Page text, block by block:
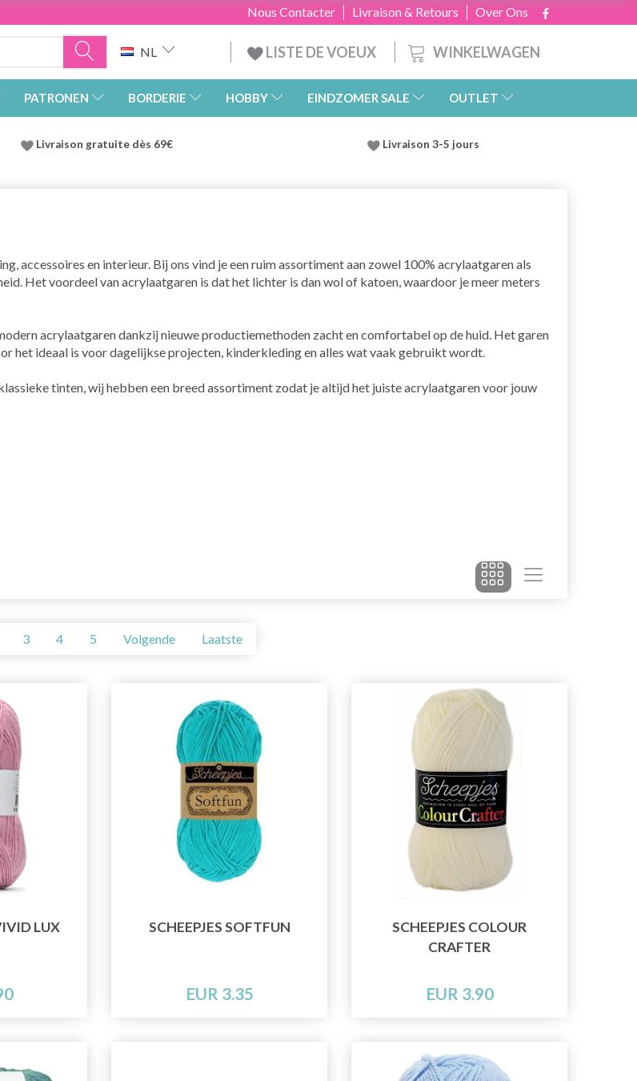
Over Ons
Livraison & Retours
Nous Contacter
WINKELWAGEN
NL LISTE DE VOEUX
PATRONEN BORDERIE HOBBY EINDZOMER SALE OUTLET
Livraison gratuite dès 69€ Livraison 3-5 jours
accessoires en interieur. Bij ons vind je een ruim assortiment aan zowel 100% acrylaatgaren als
Het voordeel van acrylaatgaren is dat het lichter is dan wol of katoen, waardoor je meer meters
acrylaatgaren dankzij nieuwe productiemethoden zacht en comfortabel op de huid. Het garen
het ideaal is voor dagelijkse projecten, kinderkleding en alles wat vaak gebruikt wordt.
tinten, wij hebben een breed assortiment zodat je altijd het juiste acrylaatgaren voor jouw
3 4 5 Volgende Laatste
LUX SCHEEPJES SOFTFUN
EUR 3.35
SCHEEPJES COLOUR
CRAFTER
EUR 3.90